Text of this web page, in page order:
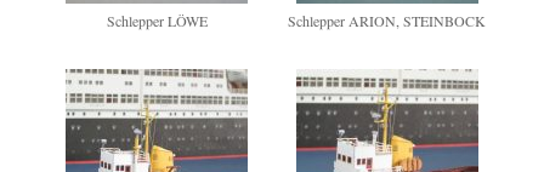
Schlepper LÖWE Schlepper ARION, STEINBOCK